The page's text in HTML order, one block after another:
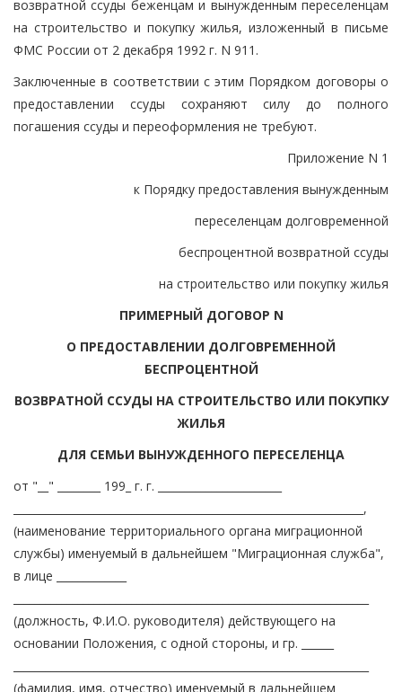
возвратной ссуды беженцам и вынужденным переселенцам
на строительство и покупку жилья, изложенный в письме
ФМС России от 2 декабря 1992 г. N 911.
Заключенные в соответствии с этим Порядком договоры о
предоставлении ссуды сохраняют силу до полного
погашения ссуды и переоформления не требуют.
Приложение N 1
к Порядку предоставления вынужденным
переселенцам долговременной
беспроцентной возвратной ссуды
на строительство или покупку жилья
ПРИМЕРНЫЙ ДОГОВОР N
О ПРЕДОСТАВЛЕНИИ ДОЛГОВРЕМЕННОЙ
БЕСПРОЦЕНТНОЙ
ВОЗВРАТНОЙ ССУДЫ НА СТРОИТЕЛЬСТВО ИЛИ ПОКУПКУ
ЖИЛЬЯ
ДЛЯ СЕМЬИ ВЫНУЖДЕННОГО ПЕРЕСЕЛЕНЦА
от "__" ________ 199_ г. г. _______________________
_________________________________________________________________,
(наименование территориального органа миграционной
службы) именуемый в дальнейшем "Миграционная служба",
в лице _____________
(должность, Ф.И.О. руководителя) действующего на
основании Положения, с одной стороны, и гр. ______
(фамилия, имя, отчество) именуемый в дальнейшем